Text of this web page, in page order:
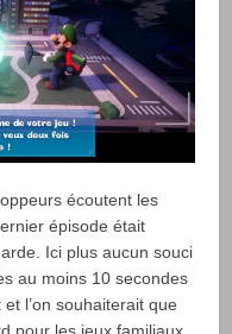
écoutent les
épisode était
Ici plus aucun souci
au moins 10 secondes
l’on souhaiterait que